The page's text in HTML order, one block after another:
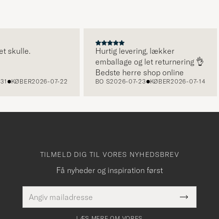
2026-07-22
Hurtig levering, lækker
emballage og let returnering 👌
Bedste herre shop online
BO S2026-07-23 KØBER2026-07-14
TILMELD DIG TIL VORES NYHEDSBREV
Få nyheder og inspiration først
mailadresse
Dette
felt skal
Submit
Newsletter